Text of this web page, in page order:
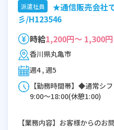
派遣社員
★通信販売会社
彡/H123546
時給1,200円～ 1,300円
香川県丸亀市
週4 , 週5
【勤務時間帯】◆通常シ
9:00〜18:00(休憩1:00)
※時短：9時~17時等、希
【業務内容】お客様からのお